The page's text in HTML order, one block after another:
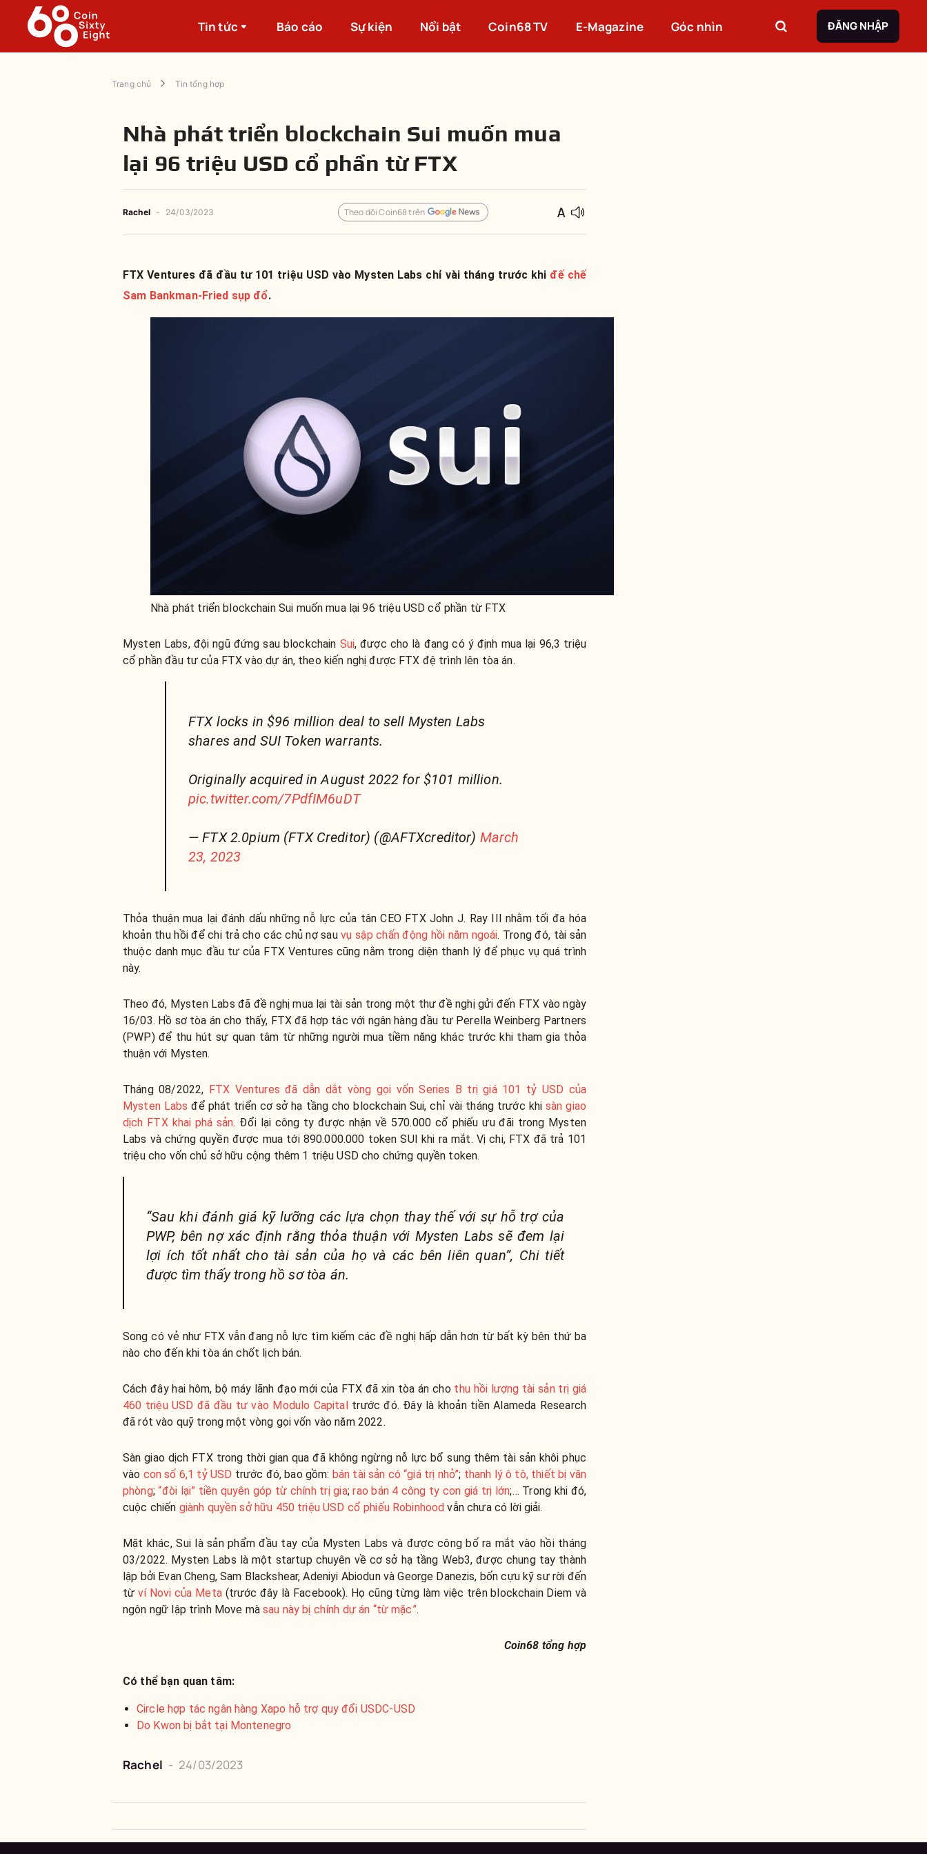
Tin tức Báo cáo Sự kiện Nổi bật Coin68 TV E-Magazine Góc nhìn ĐĂNG NHẬP
Trang chủ Tin tổng hợp
Nhà phát triển blockchain Sui muốn mua
lại 96 triệu USD cổ phần từ FTX
Rachel - 24/03/2023 Theo dõi Coin68 trên
FTX Ventures đã đầu tư 101 triệu USD vào Mysten Labs chỉ vài tháng trước khi đế chế
Sam Bankman-Fried sụp đổ.
Nhà phát triển blockchain Sui muốn mua lại 96 triệu USD cổ phần từ FTX
Mysten Labs, đội ngũ đứng sau blockchain Sui, được cho là đang có ý định mua lại 96,3 triệu
cổ phần đầu tư của FTX vào dự án, theo kiến nghị được FTX đệ trình lên tòa án.
FTX locks in $96 million deal to sell Mysten Labs
shares and SUI Token warrants.
Originally acquired in August 2022 for $101 million.
pic.twitter.com/7PdfIM6uDT
— FTX 2.0pium (FTX Creditor) (@AFTXcreditor) March
23, 2023
Thỏa thuận mua lại đánh dấu những nỗ lực của tân CEO FTX John J. Ray III nhằm tối đa hóa
khoản thu hồi để chi trả cho các chủ nợ sauvụ sập chấn động hồi năm ngoái. Trong đó, tài sản
thuộc danh mục đầu tư của FTX Ventures cũng nằm trong diện thanh lý để phục vụ quá trình
này.
Theo đó, Mysten Labs đã đề nghị mua lại tài sản trong một thư đề nghị gửi đến FTX vào ngày
16/03. Hồ sơ tòa án cho thấy, FTX đã hợp tác với ngân hàng đầu tư Perella Weinberg Partners
(PWP) để thu hút sự quan tâm từ những người mua tiềm năng khác trước khi tham gia thỏa
thuận với Mysten.
Tháng 08/2022, FTX Ventures đã dẫn dắt vòng gọi vốn Series B trị giá 101 tỷ USD của
Mysten Labs để phát triển cơ sở hạ tầng cho blockchain Sui, chỉ vài tháng trước khisàn giao
dịch FTX khai phá sản. Đổi lại công ty được nhận về 570.000 cổ phiếu ưu đãi trong Mysten
Labs và chứng quyền được mua tới 890.000.000 token SUI khi ra mắt. Vị chi, FTX đã trả 101
triệu cho vốn chủ sở hữu cộng thêm 1 triệu USD cho chứng quyền token.
“Sau khi đánh giá kỹ lưỡng các lựa chọn thay thế với sự hỗ trợ của
PWP, bên nợ xác định rằng thỏa thuận với Mysten Labs sẽ đem lại
lợi ích tốt nhất cho tài sản của họ và các bên liên quan”, Chi tiết
được tìm thấy trong hồ sơ tòa án.
Song có vẻ như FTX vẫn đang nỗ lực tìm kiếm các đề nghị hấp dẫn hơn từ bất kỳ bên thứ ba
nào cho đến khi tòa án chốt lịch bán.
Cách đây hai hôm, bộ máy lãnh đạo mới của FTX đã xin tòa án cho thu hồi lượng tài sản trị giá
460 triệu USD đã đầu tư vào Modulo Capital trước đó. Đây là khoản tiền Alameda Research
đã rót vào quỹ trong một vòng gọi vốn vào năm 2022.
Sàn giao dịch FTX trong thời gian qua đã không ngừng nỗ lực bổ sung thêm tài sản khôi phục
vào con số 6,1 tỷ USD trước đó, bao gồm: bán tài sản có “giá trị nhỏ”; thanh lý ô tô, thiết bị văn
phòng;“đòi lại” tiền quyên góp từ chính trị gia;rao bán 4 công ty con giá trị lớn;… Trong khi đó,
cuộc chiến giành quyền sở hữu 450 triệu USD cổ phiếu Robinhoodvẫn chưa có lời giải.
Mặt khác, Sui là sản phẩm đầu tay của Mysten Labs và được công bố ra mắt vào hồi tháng
03/2022. Mysten Labs là một startup chuyên về cơ sở hạ tầng Web3, được chung tay thành
lập bởi Evan Cheng, Sam Blackshear, Adeniyi Abiodun và George Danezis, bốn cựu kỹ sư rời đến
từ ví Novi của Meta(trước đây là Facebook). Họ cũng từng làm việc trên blockchain Diem và
ngôn ngữ lập trình Move màsau này bị chính dự án “từ mặc”.
Coin68 tổng hợp
Có thể bạn quan tâm:
Circle hợp tác ngân hàng Xapo hỗ trợ quy đổi USDC-USD
Do Kwon bị bắt tại Montenegro
Rachel - 24/03/2023